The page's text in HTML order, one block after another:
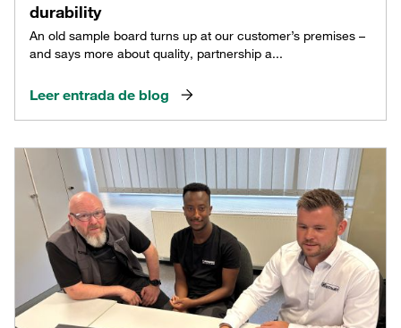
durability
An old sample board turns up at our customer’s premises –
and says more about quality, partnership a...
Leer entrada de blog